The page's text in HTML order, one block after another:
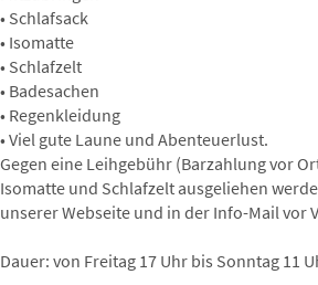
• Schlafsack
• Isomatte
• Schlafzelt
• Badesachen
• Regenkleidung
• Viel gute Laune und Abenteuerlust.
Gegen eine Leihgebühr (Barzahlung vor
Isomatte und Schlafzelt ausgeliehen
unserer Webseite und in der Info-Mail vor
Dauer: von Freitag 17 Uhr bis Sonntag 11